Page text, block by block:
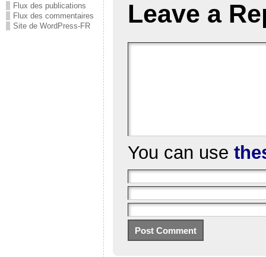
Flux des publications
Flux des commentaires
Site de WordPress-FR
Leave a
You can use